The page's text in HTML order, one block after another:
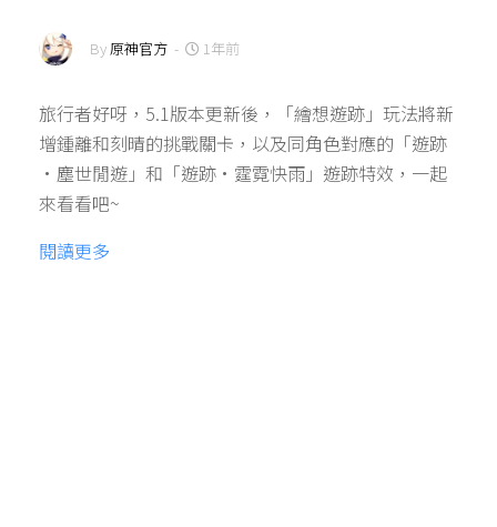
By原神官方 - 1年前
旅行者好呀，5.1版本更新後，「繪想遊跡」玩法將新
增鍾離和刻晴的挑戰關卡，以及同角色對應的「遊跡
·塵世閒遊」和「遊跡·霆霓快雨」遊跡特效，一起
來看看吧~
閱讀更多